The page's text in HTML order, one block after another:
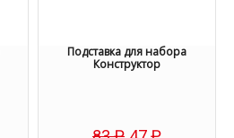
Подставка для набора
Конструктор